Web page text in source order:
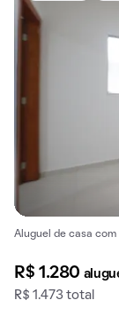
Aluguel de casa com
R$ 1.280
R$ 1.473 total